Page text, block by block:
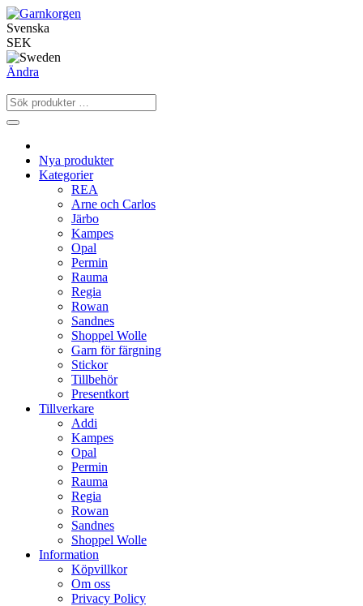
Svenska
SEK
Ändra
Nya produkter
Kategorier
REA
Arne och Carlos
Järbo
Kampes
Opal
Permin
Rauma
Regia
Rowan
Sandnes
Shoppel Wolle
Garn för färgning
Stickor
Tillbehör
Presentkort
Tillverkare
Addi
Kampes
Opal
Permin
Rauma
Regia
Rowan
Sandnes
Shoppel Wolle
Information
Köpvillkor
Om oss
Privacy Policy